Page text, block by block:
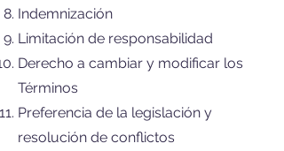
Indemnización
Limitación de responsabilidad
Derecho a cambiar y modificar los
Términos
Preferencia de la legislación y
resolución de conflictos